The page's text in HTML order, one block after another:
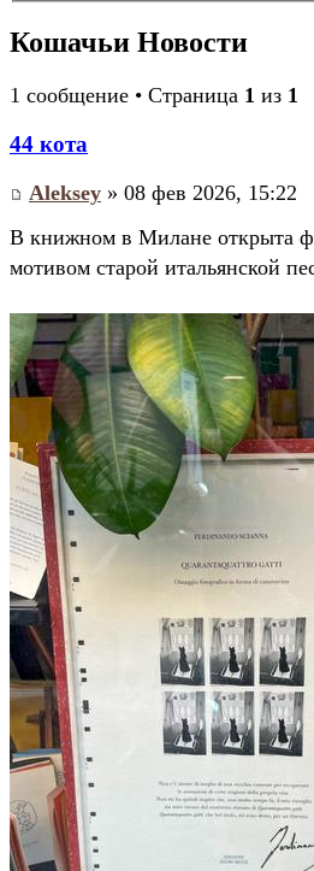
Кошачьи Новости
1 сообщение • Страница 1 из 1
44 кота
Aleksey » 08 фев 2026, 15:22
В книжном в Милане открыта
мотивом старой итальянской